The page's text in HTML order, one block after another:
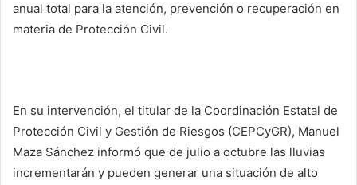
anual total para la atención, prevención o recuperación en
materia de Protección Civil.
En su intervención, el titular de la Coordinación Estatal de
Protección Civil y Gestión de Riesgos (CEPCyGR), Manuel
Maza Sánchez informó que de julio a octubre las lluvias
incrementarán y pueden generar una situación de alto